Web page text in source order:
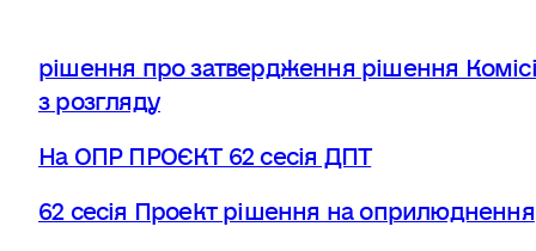
рішення про затвердження рішення
з розгляду
На ОПР ПРОЄКТ 62 сесія ДПТ
62 сесія Проект рішення на оприлюднення